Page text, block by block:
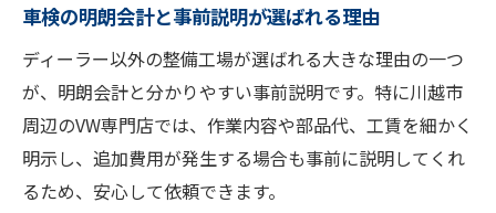
車検の明朗会計と事前説明が選ばれる理由
ディーラー以外の整備工場が選ばれる大きな理由の一つ
が、明朗会計と分かりやすい事前説明です。特に川越市
周辺のVW専門店では、作業内容や部品代、工賃を細かく
明示し、追加費用が発生する場合も事前に説明してくれ
るため、安心して依頼できます。